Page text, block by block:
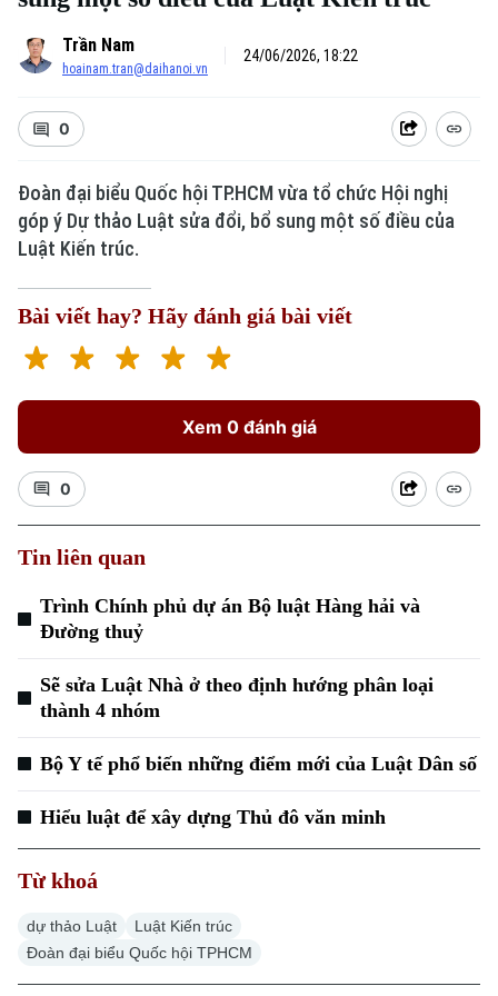
Xu hướng
Trần Nam
hoainam.tran@daihanoi.vn
24/06/2026, 18:22
0
Đoàn đại biểu Quốc hội TP.HCM vừa tổ chức Hội nghị
góp ý Dự thảo Luật sửa đổi, bổ sung một số điều của
Luật Kiến trúc.
Bài viết hay? Hãy đánh giá bài viết
Xem 0 đánh giá
0
Tin liên quan
Trình Chính phủ dự án Bộ luật Hàng hải và
Đường thuỷ
Sẽ sửa Luật Nhà ở theo định hướng phân loại
thành 4 nhóm
Bộ Y tế phổ biến những điểm mới của Luật Dân số
Hiểu luật để xây dựng Thủ đô văn minh
Từ khoá
dự thảo Luật
Luật Kiến trúc
Đoàn đại biểu Quốc hội TPHCM